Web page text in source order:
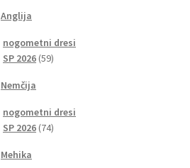
Anglija
nogometni dresi
SP 2026 5959
Nemčija
nogometni dresi
SP 2026 7474
Mehika